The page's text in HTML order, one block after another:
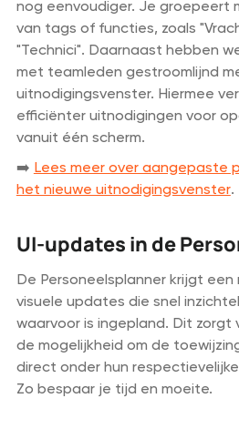
nog eenvoudiger. Je groepeert
van tags of functies, zoals
"Technici". Daarnaast hebben
met teamleden gestroomlijnd
uitnodigingsvenster. Hiermee
efficiënter uitnodigingen voor
vanuit één scherm.
➡️ Lees meer over aangepaste
het nieuwe uitnodigingsvenster.
UI-updates in de
De Personeelsplanner krijgt een
visuele updates die snel
waarvoor is ingepland. Dit zorgt
de mogelijkheid om de
direct onder hun
Zo bespaar je tijd en moeite.